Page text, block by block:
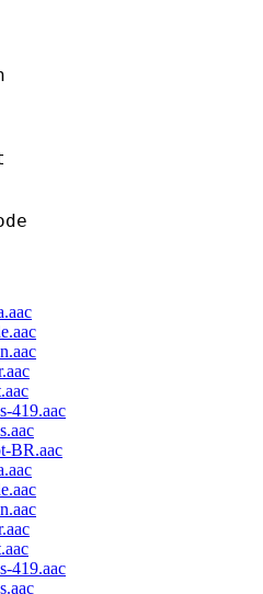
:
: Advanced
version :
ID
mode :
: 2
layout :
rate :
: 43.066
mode :
size : 16.7
419.aac
BR.aac
419.aac